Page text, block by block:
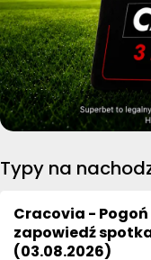
Typy na
Cracovia - Pogoń
zapowiedź
(03.08.2026)